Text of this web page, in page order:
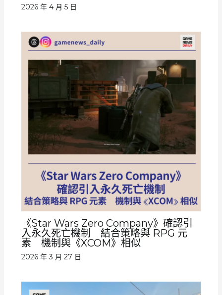
2026 年 4 月 5 日
《Star Wars Zero Company》確認引
入永久死亡機制 結合策略與 RPG 元
素 機制與《XCOM》相似
2026 年 3 月 27 日